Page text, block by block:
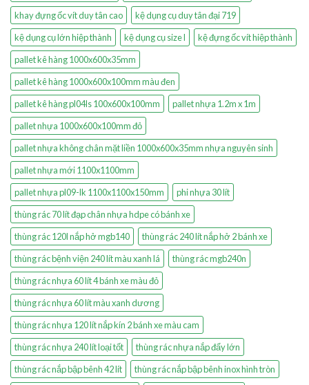
khay đựng ốc vít duy tân cao
kệ dụng cụ duy tân đại 719
kệ dụng cụ lớn hiệp thành
kệ dụng cụ size l
kệ đựng ốc vít hiệp thành
pallet kê hàng 1000x600x35mm
pallet kê hàng 1000x600x100mm màu đen
pallet kê hàng pl04ls 100x600x100mm
pallet nhựa 1.2m x 1m
pallet nhựa 1000x600x100mm đỏ
pallet nhựa không chân mặt liền 1000x600x35mm nhựa nguyên sinh
pallet nhựa mới 1100x1100mm
pallet nhựa pl09-lk 1100x1100x150mm
phi nhựa 30 lít
thùng rác 70 lít đạp chân nhựa hdpe có bánh xe
thùng rác 120l nắp hở mgb140
thùng rác 240 lít nắp hở 2 bánh xe
thùng rác bệnh viện 240 lít màu xanh lá
thùng rác mgb240n
thùng rác nhựa 60 lít 4 bánh xe màu đỏ
thùng rác nhựa 60 lít màu xanh dương
thùng rác nhựa 120 lít nắp kín 2 bánh xe màu cam
thùng rác nhựa 240 lít loại tốt
thùng rác nhựa nắp đẩy lớn
thùng rác nắp bập bênh 42 lít
thùng rác nắp bập bênh inox hình tròn